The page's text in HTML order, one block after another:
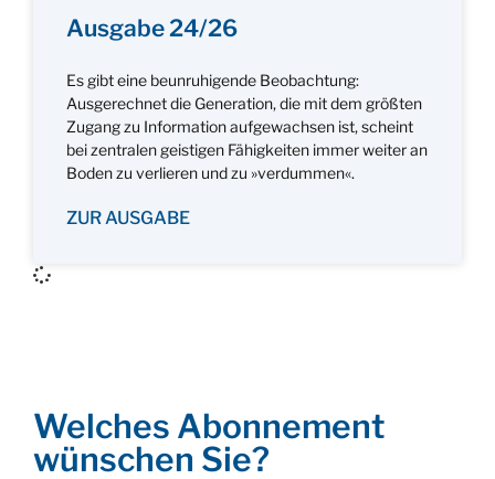
Ausgabe 24/26
Es gibt eine beunruhigende Beobachtung:
Ausgerechnet die Generation, die mit dem größten
Zugang zu Information aufgewachsen ist, scheint
bei zentralen geistigen Fähigkeiten immer weiter an
Boden zu verlieren und zu »verdummen«.
ZUR AUSGABE
Welches Abonnement
wünschen Sie?